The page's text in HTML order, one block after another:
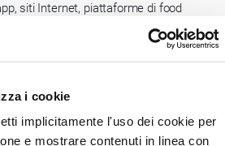
i cookie
implicitamente l'uso dei cookie per
e mostrare contenuti in linea con
siti Internet, piattaforme di food
in modo integrato, senza doverli
utilizzare il sito internet Tilby, collegare i
diffusi o integrare il tuo strumento